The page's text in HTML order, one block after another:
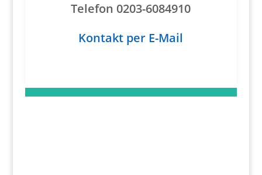
Telefon 0203-6084910
Kontakt per E-Mail